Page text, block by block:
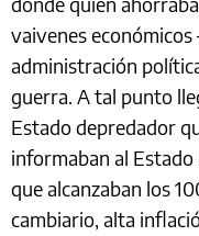
vaivenes
administración
guerra. A tal punto
Estado depredador
informaban al
que alcanzaban los
cambiario, alta